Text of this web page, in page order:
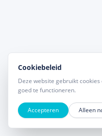
Cookiebeleid
Deze website gebruikt
goed te functioneren.
Accepteren Alleen